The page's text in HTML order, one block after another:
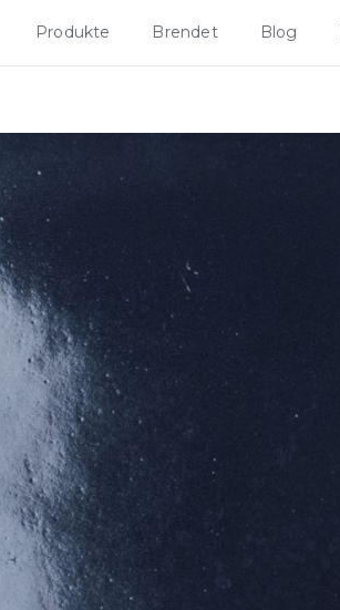
Produkte Brendet Blog